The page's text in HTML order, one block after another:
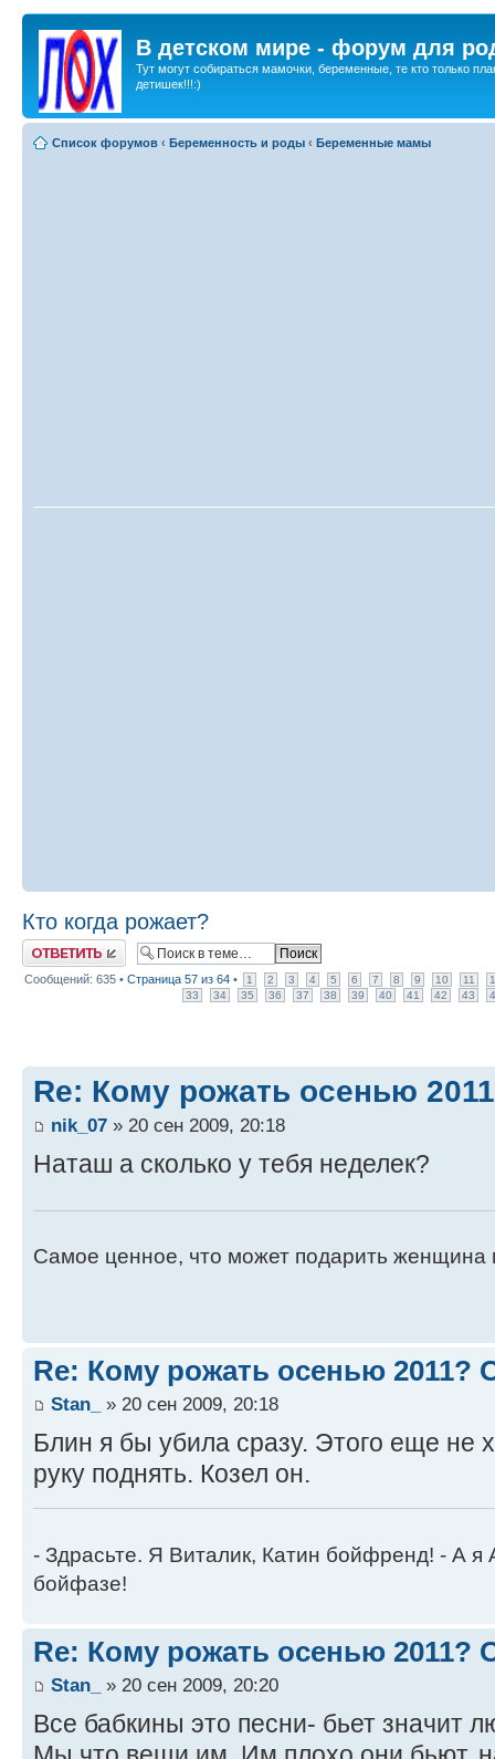
В детском мире - форум для
Тут могут собираться мамочки, беременные, те кто только
детишек!!!:)
Список форумов ‹ Беременность и роды ‹ Беременные мамы
Кто когда рожает?
Ответить
Сообщений: 635 • Страница 57 из 64 • 1 2 3 4 5 6 7 8 9 10 11
33
34 35 36 37 38 39 40 41 42 43
Re: Кому рожать осенью
nik_07 » 20 сен 2009, 20:18
Наташ а сколько у тебя неделек?
Самое ценное, что может подарить женщина
Re: Кому рожать осенью 2011?
Stan_ » 20 сен 2009, 20:18
Блин я бы убила сразу. Этого еще не
руку поднять. Козел он.
- Здрасьте. Я Виталик, Катин бойфренд! - А я
бойфазе!
Re: Кому рожать осенью 2011?
Stan_ » 20 сен 2009, 20:20
Все бабкины это песни- бьет значит